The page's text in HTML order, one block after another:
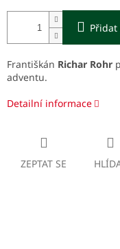
Přidat
Františkán Richar Rohr
adventu.
Detailní informace
ZEPTAT SE